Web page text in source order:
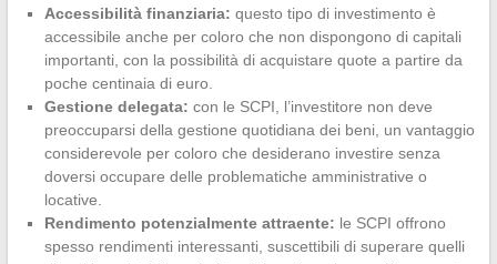
Accessibilità finanziaria: questo tipo di investimento è
accessibile anche per coloro che non dispongono di capitali
importanti, con la possibilità di acquistare quote a partire da
poche centinaia di euro.
Gestione delegata: con le SCPI, l’investitore non deve
preoccuparsi della gestione quotidiana dei beni, un vantaggio
considerevole per coloro che desiderano investire senza
doversi occupare delle problematiche amministrative o
locative.
Rendimento potenzialmente attraente: le SCPI offrono
spesso rendimenti interessanti, suscettibili di superare quelli